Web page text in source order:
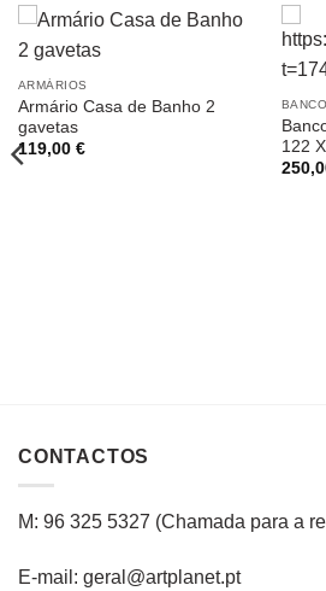
ARMÁRIOS
Armário Casa de Banho 2
gavetas
119,00 €
122
CONTACTOS
M: 96 325 5327 (Chamada para a
E-mail: geral@artplanet.pt